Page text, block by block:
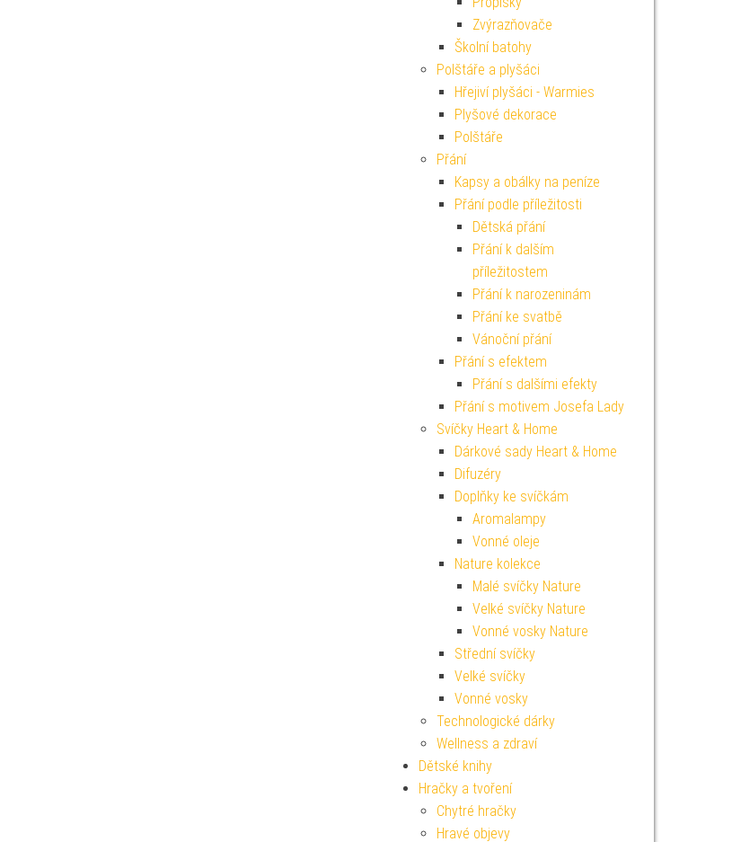
Zvýrazňovače
Školní batohy
Polštáře a plyšáci
Hřejiví plyšáci - Warmies
Plyšové dekorace
Polštáře
Přání
Kapsy a obálky na peníze
Přání podle příležitosti
Dětská přání
Přání k dalším
příležitostem
Přání k narozeninám
Přání ke svatbě
Vánoční přání
Přání s efektem
Přání s dalšími efekty
Přání s motivem Josefa Lady
Svíčky Heart & Home
Dárkové sady Heart & Home
Difuzéry
Doplňky ke svíčkám
Aromalampy
Vonné oleje
Nature kolekce
Malé svíčky Nature
Velké svíčky Nature
Vonné vosky Nature
Střední svíčky
Velké svíčky
Vonné vosky
Technologické dárky
Wellness a zdraví
Dětské knihy
Hračky a tvoření
Chytré hračky
Hravé objevy